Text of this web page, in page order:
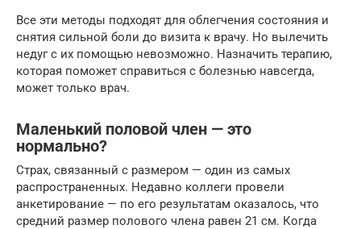
Все эти методы подходят для облегчения состояния и
снятия сильной боли до визита к врачу. Но вылечить
недуг с их помощью невозможно. Назначить терапию,
которая поможет справиться с болезнью навсегда,
может только врач.
Маленький половой член — это
нормально?
Страх, связанный с размером — один из самых
распространенных. Недавно коллеги провели
анкетирование — по его результатам оказалось, что
средний размер полового члена равен 21 см. Когда